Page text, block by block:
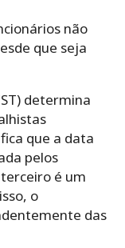
não
que seja
determina
que a data
pelos
é um
o
das